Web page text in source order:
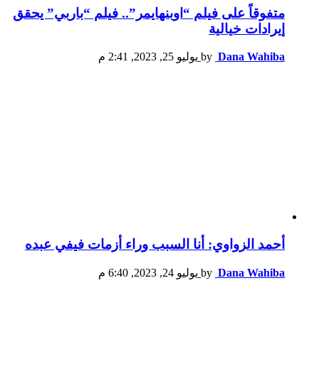
متفوقاً على فيلم “اوبنهايمر”.. فيلم “باربي” يحقق
إيرادات خيالية
by Dana Wahiba يوليو 25, 2023, 2:41 م
أحمد الزواوي: أنا السبب وراء أزمات فيفي عبده
by Dana Wahiba يوليو 24, 2023, 6:40 م